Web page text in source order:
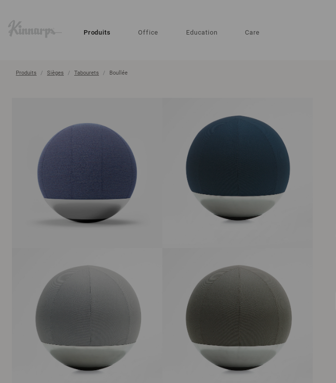
Produits Office Education Care
Produits Sièges Tabourets Boullée